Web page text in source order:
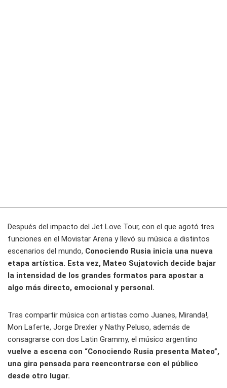
Después del impacto del Jet Love Tour, con el que agotó tres
funciones en el Movistar Arena y llevó su música a distintos
escenarios del mundo, Conociendo Rusia inicia una nueva
etapa artística. Esta vez, Mateo Sujatovich decide bajar
la intensidad de los grandes formatos para apostar a
algo más directo, emocional y personal.
Tras compartir música con artistas como Juanes, Miranda!,
Mon Laferte, Jorge Drexler y Nathy Peluso, además de
consagrarse con dos Latin Grammy, el músico argentino
vuelve a escena con “Conociendo Rusia presenta Mateo”,
una gira pensada para reencontrarse con el público
desde otro lugar.